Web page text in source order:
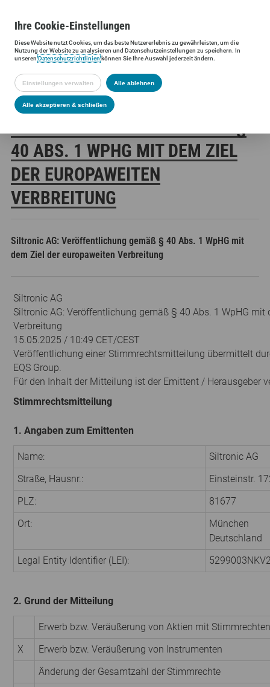
Siltronic AG Investoren Finanzmeldungen
SILTRONIC AG:
0 ABS. 1 WPHG MIT DEM ZIEL D
ER EUROPAWEITEN V
ERBREITUNG
Siltronic AG: Veröffentlichung gemäß § 40 Abs. 1 WpHG mit
dem Ziel der europaweiten Verbreitung
Siltronic AG
Siltronic AG: Veröffentlichung gemäß § 40 Abs. 1 WpHG mit
Verbreitung
15.05.2025 / 10:49 CET/CEST
Veröffentlichung einer Stimmrechtsmitteilung übermittelt
EQS Group.
Für den Inhalt der Mitteilung ist der Emittent / Herausgeber
Stimmrechtsmitteilung
1. Angaben zum Emittenten
Name:
Siltronic AG
Straße, Hausnr.:
Einsteinstr.
PLZ:
81677
Ort:
München
Deutschland
Legal Entity Identifier (LEI):
2. Grund der Mitteilung
Erwerb bzw. Veräußerung von Aktien mit Stimmrechten
X
Erwerb bzw. Veräußerung von Instrumenten
Änderung der Gesamtzahl der Stimmrechte
IhreCookie-Einstellungen
DieseWebsitenutzt Cookies, um das beste Nutzererlebnis zu gewährleisten, um die
Nutzung derWebsitezu analysieren und Datenschutzeinstellungen zu speichern. In
unserenDatenschutzrichtlinienkönnen Sie Ihre Auswahl jederzeit ändern.
Einstellungen verwalten Alle ablehnen
Alle akzeptieren & schließen